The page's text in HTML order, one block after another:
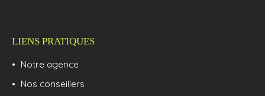
LIENS PRATIQUES
Notre agence
Nos conseillers